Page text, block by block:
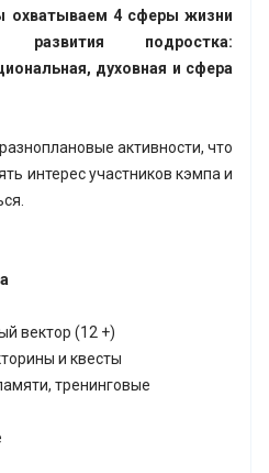
охватываем 4 сферы жизни
развития подростка:
духовная и сфера
активности, что
интерес участников кэмпа и
вектор (12 +)
и квесты
тренинговые